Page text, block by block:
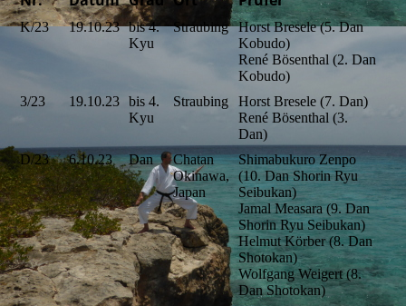
K/23 19.10.23 bis 4.
Kyu
Straubing
Horst Bresele (5. Dan
Kobudo)
René Bösenthal (2. Dan
Kobudo)
3/23
19.10.23
bis 4.
Kyu
Straubing
Horst Bresele (7. Dan)
René Bösenthal (3.
Dan)
D/23
6.10.23 Dan
Chatan
Okinawa,
Japan
Shimabukuro Zenpo
(10. Dan Shorin Ryu
Seibukan)
Jamal Measara (9. Dan
Shorin Ryu Seibukan)
Helmut Körber (8. Dan
Shotokan)
Wolfgang Weigert (8.
Dan Shotokan)